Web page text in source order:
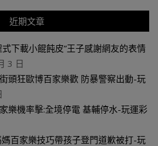
近期文章
下載小餛飩皮”王子感謝網友的表情
3 日
頭狂歐博百家樂歡 防暴警察出動-玩
樂機率擊:全境停電 基輔停水-玩運彩
百家樂技巧帶孩子登門道歉被打-玩